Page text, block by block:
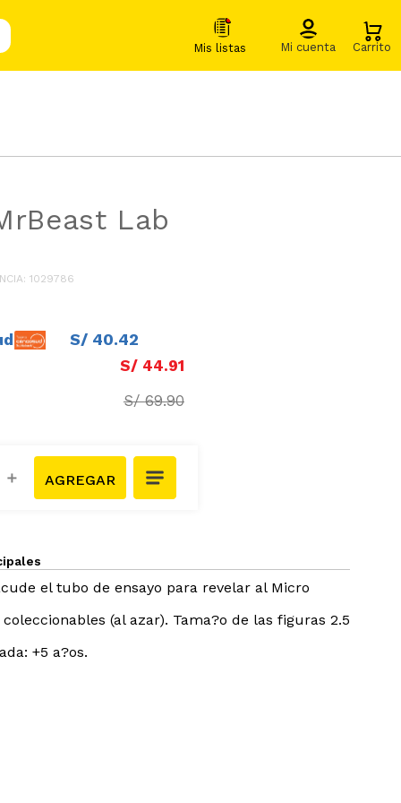
Lab
: 1029786
S/ 40.42
S/ 44.91
S/ 69.90
＋
el tubo de ensayo para revelar al Micro
(al azar). Tama?o de las figuras 2.5
+5 a?os.